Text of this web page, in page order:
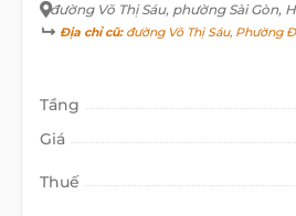
đường Võ Thị Sáu, phường Sài Gòn,
Địa chỉ cũ:đường Võ Thị Sáu, Phường
Tầng
Giá
Thuế